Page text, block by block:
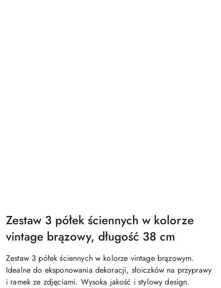
Zestaw 3 półek ściennych w kolorze
vintage brązowy, długość 38 cm
Zestaw 3 półek ściennych w kolorze vintage brązowym.
Idealne do eksponowania dekoracji, słoiczków na przyprawy
i ramek ze zdjęciami. Wysoka jakość i stylowy design.